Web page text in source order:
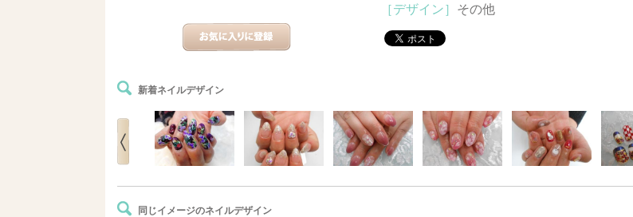
［デザイン］ その他
新着ネイルデザイン
同じイメージのネイルデザイン